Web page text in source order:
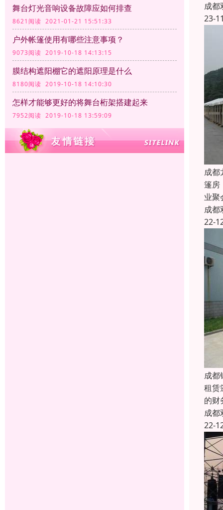
舞台灯光音响设备故障应如何排查
8621阅读 2021-01-21 15:51:33
户外帐篷使用有哪些注意事项？
9073阅读 2019-10-18 14:13:15
膜结构遮阳棚它的遮阳原理是什么
8180阅读 2019-10-18 14:10:30
怎样才能够更好的将舞台桁架搭建起来
7952阅读 2019-10-18 13:59:09
成都
23-
成都
篷房
业聚
成都
22-
成都
租赁
的财
成都
22-